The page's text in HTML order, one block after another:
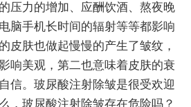
压力的增加、应酬饮酒、熬夜晚
脑手机长时间的辐射等等都影响
皮肤也做起慢慢的产生了皱纹，
响美观，第二也意味着皮肤的衰
信。玻尿酸注射除皱是很受欢迎
，玻尿酸注射除皱存在危险吗？